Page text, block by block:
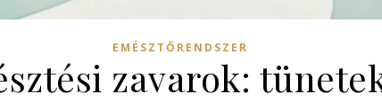
EMÉSZTŐRENDSZER
zavarok: